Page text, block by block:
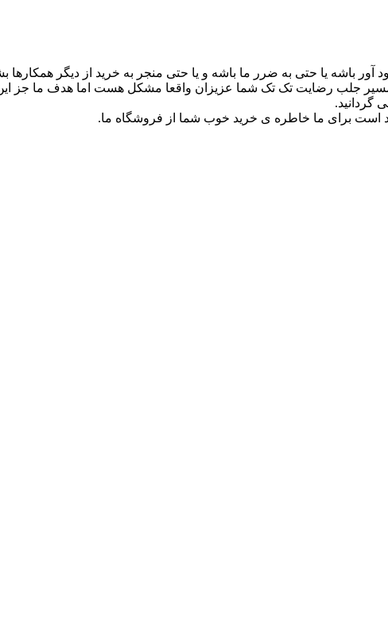
باشه یا حتی به ضرر ما باشه و یا حتی منجر به خرید از دیگر
جلب رضایت تک تک شما عزیزان واقعا مشکل هست اما هدف ما جز این
گردانید.
است برای ما خاطره ی خرید خوب شما از فروشگاه ما.